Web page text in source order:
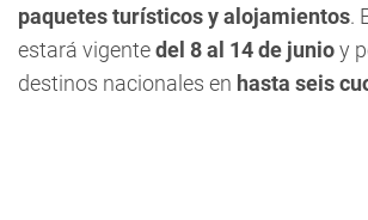
paquetes turísticos y alojamientos.
estará vigentedel 8 al 14 de junioy
destinos nacionales en hasta seis